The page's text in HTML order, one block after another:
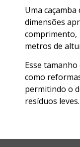
Uma
dimensões
comprimento,
metros de
Esse
como
permitindo o
resíduos leves.